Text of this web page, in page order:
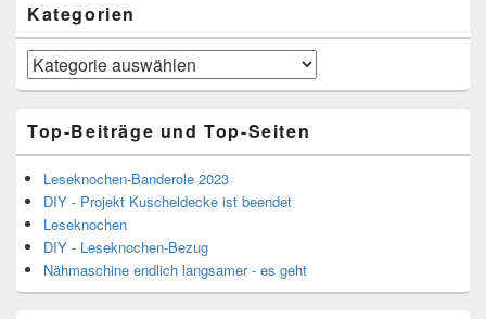
Kategorien
Kategorien
Top-Beiträge und Top-Seiten
Leseknochen-Banderole 2023
DIY - Projekt Kuscheldecke ist beendet
Leseknochen
DIY - Leseknochen-Bezug
Nähmaschine endlich langsamer - es geht